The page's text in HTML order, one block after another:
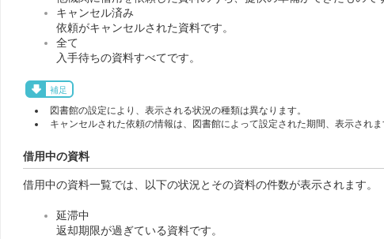
キャンセル済み
依頼がキャンセルされた資料です。
全て
入手待ちの資料すべてです。
補足
図書館の設定により、表示される状況の種類は異なります。
キャンセルされた依頼の情報は、図書館によって設定された期間、表示され
借用中の資料
借用中の資料一覧では、以下の状況とその資料の件数が表示されます。
延滞中
返却期限が過ぎている資料です。